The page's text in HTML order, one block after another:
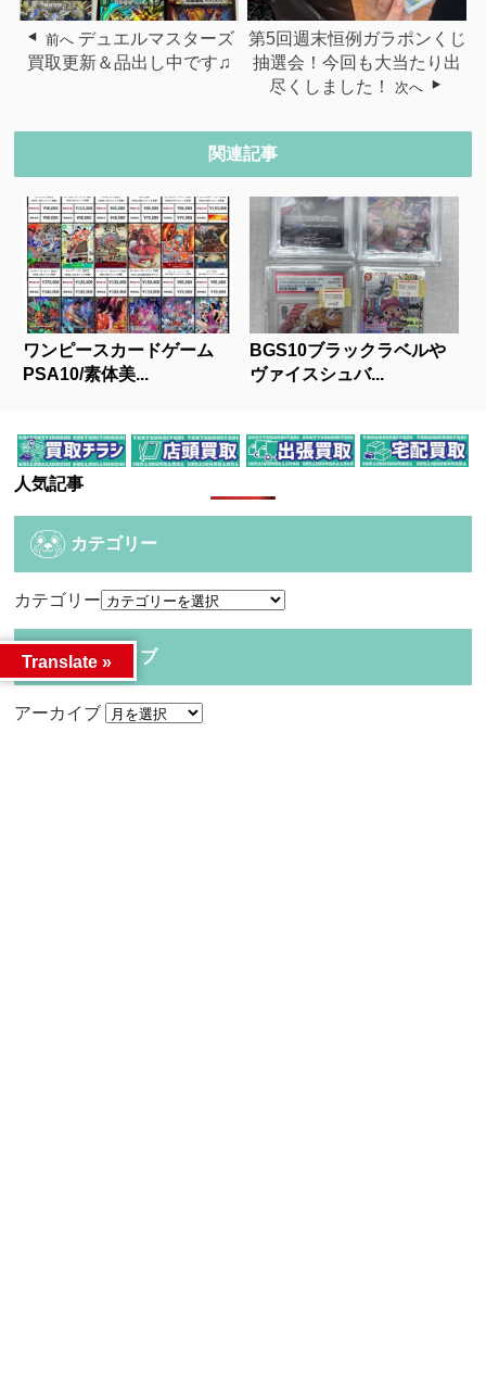
前へ デュエルマスターズ
買取更新＆品出し中です♫
第5回週末恒例ガラポンくじ
抽選会！今回も大当たり出
尽くしました！
次へ
関連記事
ワンピースカードゲーム
PSA10/素体美...
BGS10ブラックラベルや
ヴァイスシュバ...
人気記事
カテゴリー
カテゴリー
アーカイブ
アーカイブ
Translate »